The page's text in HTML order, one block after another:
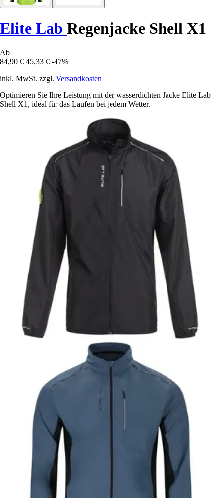
Elite Lab Regenjacke Shell X1
Ab
84,90 € 45,33 € -47%
inkl. MwSt. zzgl. Versandkosten
Optimieren Sie Ihre Leistung mit der wasserdichten Jacke Elite Lab
Shell X1, ideal für das Laufen bei jedem Wetter.